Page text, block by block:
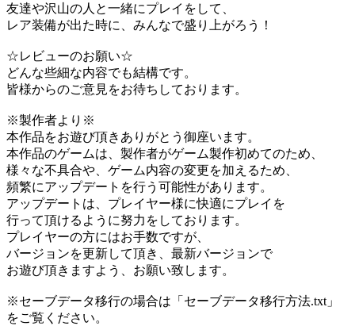
友達や沢山の人と一緒にプレイをして、
レア装備が出た時に、みんなで盛り上がろう！
☆レビューのお願い☆
どんな些細な内容でも結構です。
皆様からのご意見をお待ちしております。
※製作者より※
本作品をお遊び頂きありがとう御座います。
本作品のゲームは、製作者がゲーム製作初めてのため、
様々な不具合や、ゲーム内容の変更を加えるため、
頻繁にアップデートを行う可能性があります。
アップデートは、プレイヤー様に快適にプレイを
行って頂けるように努力をしております。
プレイヤーの方にはお手数ですが、
バージョンを更新して頂き、最新バージョンで
お遊び頂きますよう、お願い致します。
※セーブデータ移行の場合は「セーブデータ移行方法.txt」
をご覧ください。